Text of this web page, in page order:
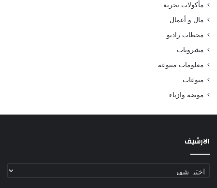
مأكولات بحرية
مال و أعمال
محطات راديو
مشروبات
معلومات متنوعة
منوعات
موضة وازياء
الارشيف
الارشيف